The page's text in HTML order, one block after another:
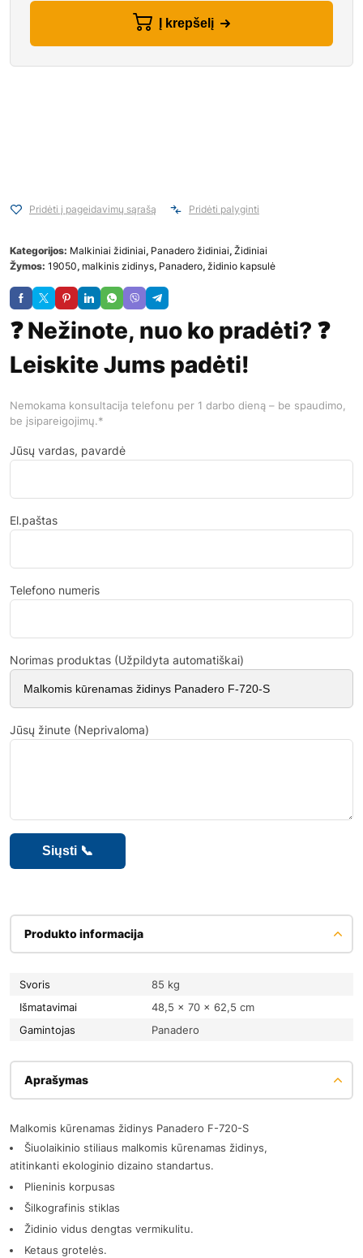
Į krepšelį
Pridėti į pageidavimų sąrašą Pridėti palyginti
Kategorijos: Malkiniai židiniai, Panadero židiniai, Židiniai
Žymos: 19050, malkinis zidinys, Panadero, židinio kapsulė
❓ Nežinote, nuo ko pradėti? ❓
Leiskite Jums padėti!
Nemokama konsultacija telefonu per 1 darbo dieną – be spaudimo,
be įsipareigojimų.*
Jūsų vardas, pavardė
El.paštas
Telefono numeris
Norimas produktas (Užpildyta automatiškai)
Jūsų žinute (Neprivaloma)
Produkto informacija
Svoris
85 kg
Išmatavimai
48,5 × 70 × 62,5 cm
Gamintojas
Panadero
Aprašymas
Malkomis kūrenamas židinys Panadero F-720-S
Šiuolaikinio stiliaus malkomis kūrenamas židinys,
atitinkanti ekologinio dizaino standartus.
Plieninis korpusas
Šilkografinis stiklas
Židinio vidus dengtas vermikulitu.
Ketaus grotelės.